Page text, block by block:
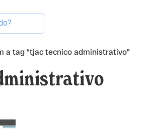
a tag “tjac tecnico administrativo”